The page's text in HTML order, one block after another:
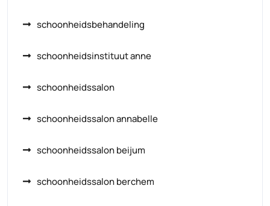
schoonheidsbehandeling
schoonheidsinstituut anne
schoonheidssalon
schoonheidssalon annabelle
schoonheidssalon beijum
schoonheidssalon berchem